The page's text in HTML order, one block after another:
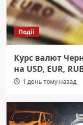
Події
Курс валют
на USD, EUR,
1 день тому назад